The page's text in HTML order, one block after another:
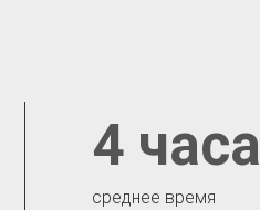
среднее время
4 часа